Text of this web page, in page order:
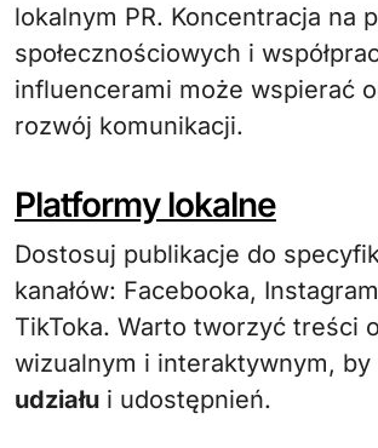
lokalnym PR. Koncentracja na
społecznościowych i
influencerami może wspierać
rozwój komunikacji.
Platformy lokalne
Dostosuj publikacje do
kanałów: Facebooka,
TikToka. Warto tworzyć treści
wizualnym i interaktywnym, by
udziału i udostępnień.